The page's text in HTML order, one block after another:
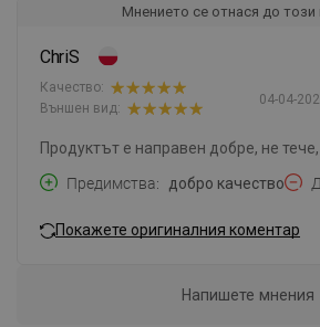
Мнението се отнася до този
ChriS
04-04-
Качество:
Външен вид:
Продуктът е направен добре, не
Предимства
добро качество
Покажете оригиналния коментар
Напишете мнения